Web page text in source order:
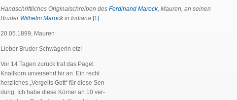
Handschriftliches Originalschreiben des Ferdinand Marock, Mauren, an seinen
Bruder Wilhelm Marockin Indiana [1]
20.05.1899, Mauren
Lieber Bruder Schwägerin etz!
Vor 14 Tagen zurück traf das Paget
Knallkorn unversehrt hir an. Ein recht
herzliches „Vergelts Gott“ für diese Sen-
dung. Ich habe diese Körner an 10 ver-